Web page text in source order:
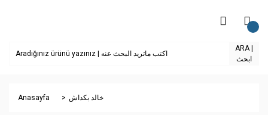
ARA |
ابحث
Anasayfa خالد بكداش